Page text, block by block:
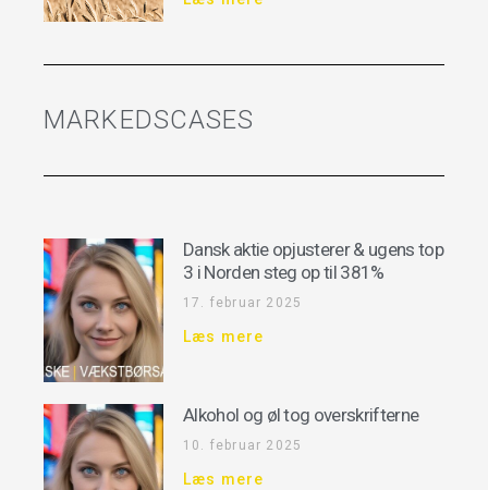
MARKEDSCASES
Dansk aktie opjusterer & ugens top
3 i Norden steg op til 381%
17. februar 2025
Læs mere
Alkohol og øl tog overskrifterne
10. februar 2025
Læs mere